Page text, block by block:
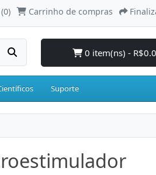
Carrinho de compras
0 item(ns) -
Suporte